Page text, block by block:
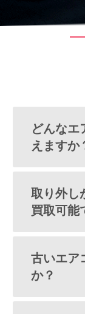
どんなエ
えますか
取り外し
買取可能
古いエア
か？